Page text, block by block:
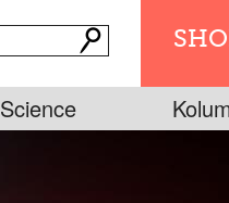
Science